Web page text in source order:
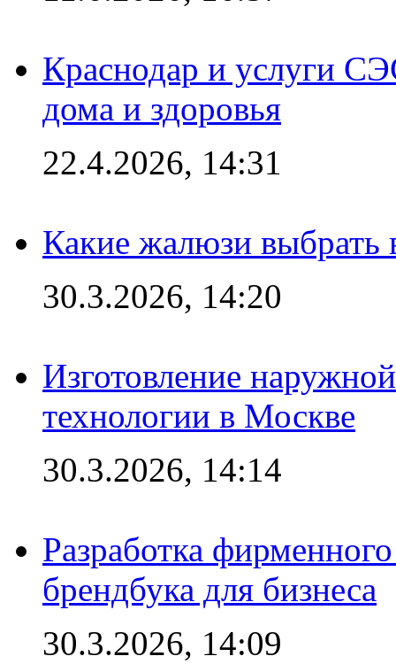
Краснодар и услуги
дома и здоровья
22.4.2026, 14:31
Какие жалюзи выбрать
30.3.2026, 14:20
Изготовление
технологии в Москве
30.3.2026, 14:14
Разработка
брендбука для бизнеса
30.3.2026, 14:09